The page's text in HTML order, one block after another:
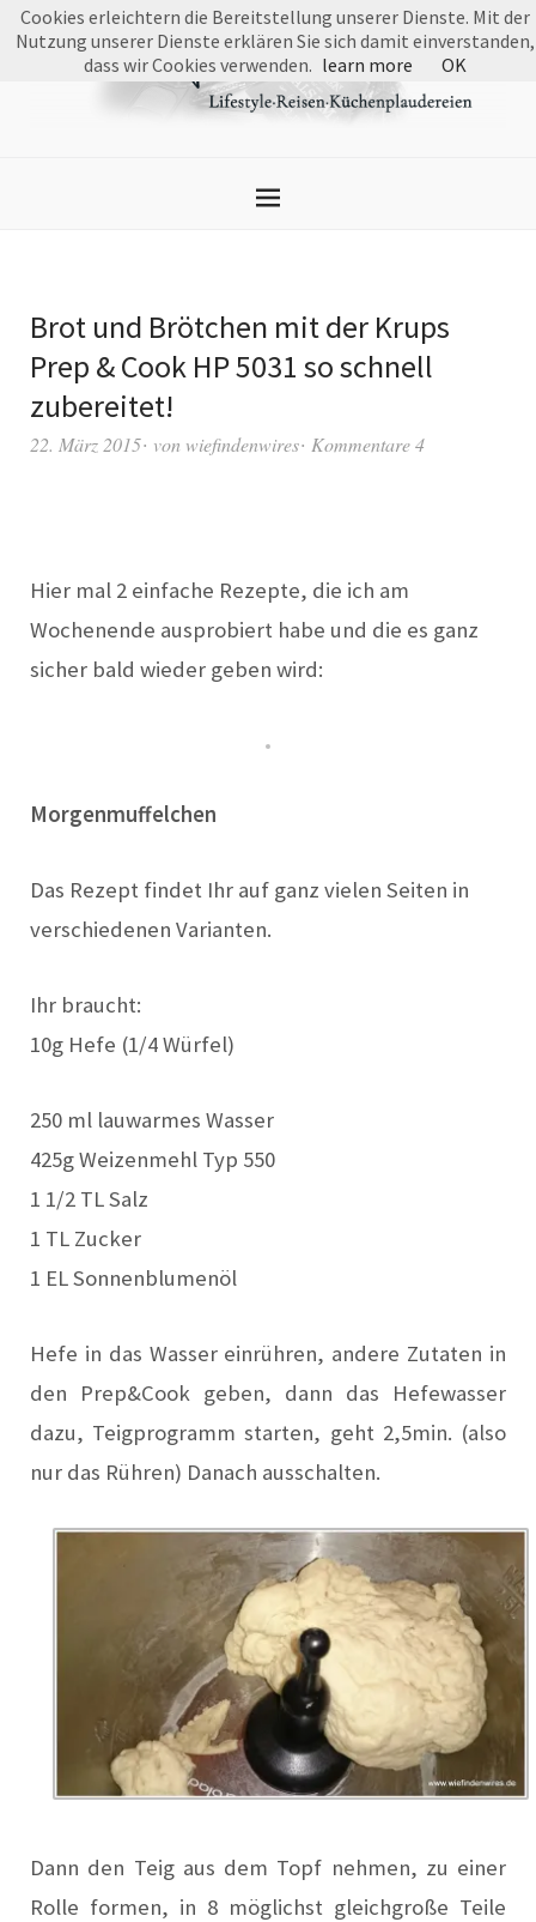
Brot und Brötchen mit der Krups
Prep & Cook HP 5031 so schnell
zubereitet!
22. März 2015 von wiefindenwires Kommentare 4
Hier mal 2 einfache Rezepte, die ich am
Wochenende ausprobiert habe und die es ganz
sicher bald wieder geben wird:
Morgenmuffelchen
Das Rezept findet Ihr auf ganz vielen Seiten in
verschiedenen Varianten.
Ihr braucht:
10g Hefe (1/4 Würfel)
250 ml lauwarmes Wasser
425g Weizenmehl Typ 550
1 1/2 TL Salz
1 TL Zucker
1 EL Sonnenblumenöl
Hefe in das Wasser einrühren, andere Zutaten in
den Prep&Cook geben, dann das Hefewasser
dazu, Teigprogramm starten, geht 2,5min. (also
nur das Rühren) Danach ausschalten.
Dann den Teig aus dem Topf nehmen, zu einer
Rolle formen, in 8 möglichst gleichgroße Teile
Cookies erleichtern die Bereitstellung unserer Dienste. Mit der
Nutzung unserer Dienste erklären Sie sich damit einverstanden,
dass wir Cookies verwenden. learn more OK